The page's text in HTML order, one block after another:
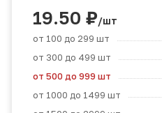
19.50 ₽/шт
от 100 до 299 шт
от 300 до 499 шт
от 500 до 999 шт
от 1000 до 1499 шт